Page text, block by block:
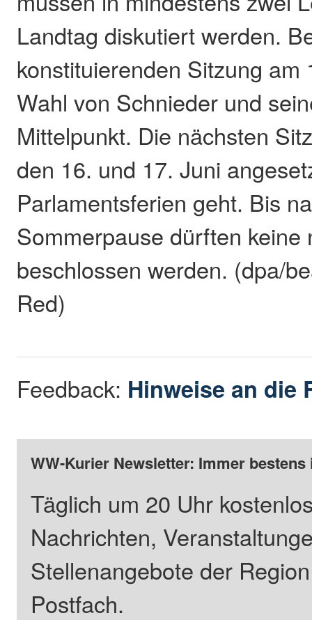
Landtag diskutiert werden.
konstituierenden Sitzung am
Wahl von Schnieder und
Mittelpunkt. Die nächsten
den 16. und 17. Juni
Parlamentsferien geht. Bis
Sommerpause dürften keine
beschlossen werden. (dpa/
Red)
Feedback: Hinweise an die
WW-Kurier Newsletter: Immer
Täglich um 20 Uhr
Nachrichten,
Stellenangebote der
Postfach.